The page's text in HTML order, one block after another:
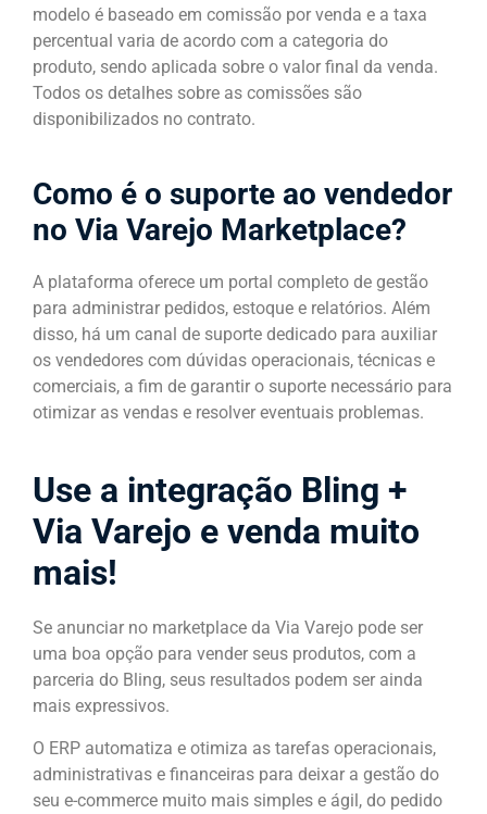
modelo é baseado em comissão por venda e a taxa
percentual varia de acordo com a categoria do
produto, sendo aplicada sobre o valor final da venda.
Todos os detalhes sobre as comissões são
disponibilizados no contrato.
Como é o suporte ao vendedor
no Via Varejo Marketplace?
A plataforma oferece um portal completo de gestão
para administrar pedidos, estoque e relatórios. Além
disso, há um canal de suporte dedicado para auxiliar
os vendedores com dúvidas operacionais, técnicas e
comerciais, a fim de garantir o suporte necessário para
otimizar as vendas e resolver eventuais problemas.
Use a integração Bling +
Via Varejo e venda muito
mais!
Se anunciar no marketplace da Via Varejo pode ser
uma boa opção para vender seus produtos, com a
parceria do Bling, seus resultados podem ser ainda
mais expressivos.
O ERP automatiza e otimiza as tarefas operacionais,
administrativas e financeiras para deixar a gestão do
seu e-commerce muito mais simples e ágil, do pedido